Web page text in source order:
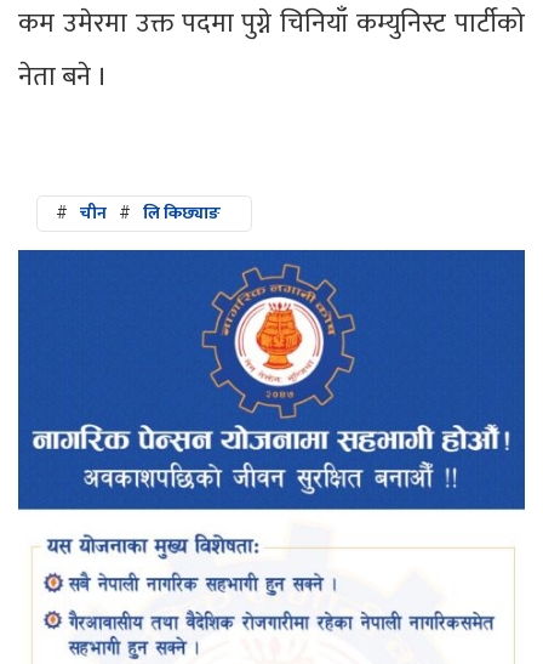
कम उमेरमा उक्त पदमा पुग्ने चिनियाँ कम्युनिस्ट पार्टीको
नेता बने ।
# चीन # लि किछ्याङ